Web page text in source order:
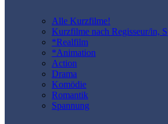
Alle Kurzfilme!
Kurzfilme nach Regisseur/in,
*Realfilm
*Animation
Action
Drama
Komödie
Romantik
Spannung